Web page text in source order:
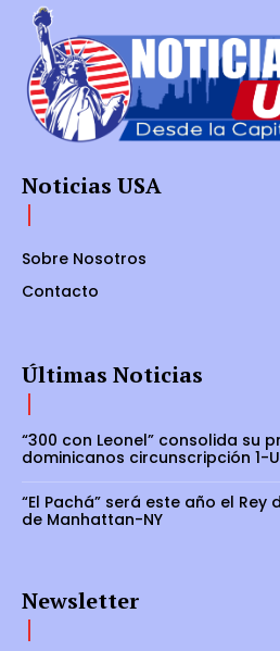
Noticias USA
Sobre Nosotros
Contacto
Últimas Noticias
“300 con Leonel” consolida su
dominicanos circunscripción 1-
“El Pachá” será este año el Rey
de Manhattan-NY
Newsletter